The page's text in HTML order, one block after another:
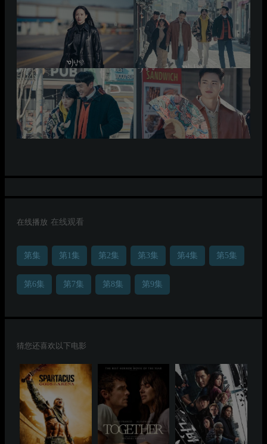
在线播放 在线观看
第集 第1集 第2集 第3集 第4集 第5集
第6集 第7集 第8集 第9集
猜您还喜欢以下电影